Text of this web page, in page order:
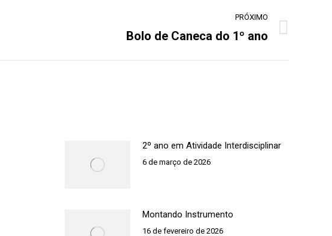
PRÓXIMO
Bolo de Caneca do 1º ano
2º ano em Atividade Interdisciplinar
6 de março de 2026
Montando Instrumento
16 de fevereiro de 2026